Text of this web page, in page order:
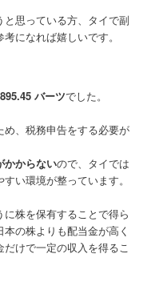
思っている方、タイで副
になれば嬉しいです。
バーツでした。
、税務申告をする必要が
かからないので、タイでは
い環境が整っています。
株を保有することで得ら
本の株よりも配当金が高く
だけで一定の収入を得るこ